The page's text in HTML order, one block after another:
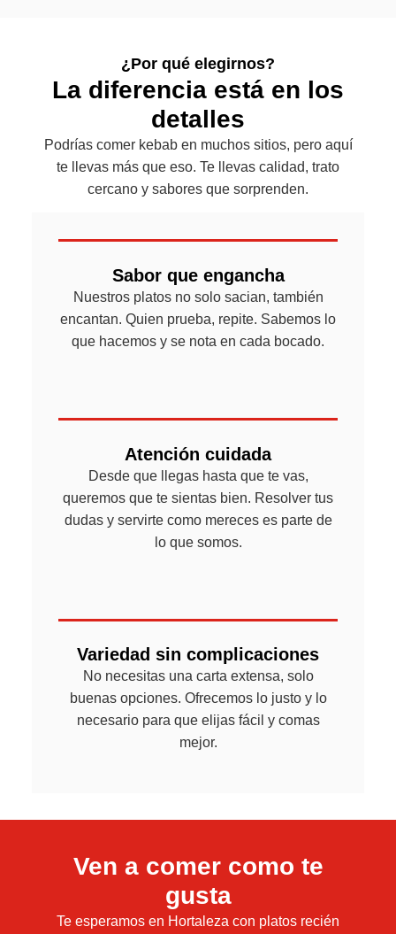
¿Por qué elegirnos?
La diferencia está en los
detalles
Podrías comer kebab en muchos sitios, pero aquí
te llevas más que eso. Te llevas calidad, trato
cercano y sabores que sorprenden.
Sabor que engancha
Nuestros platos no solo sacian, también
encantan. Quien prueba, repite. Sabemos lo
que hacemos y se nota en cada bocado.
Atención cuidada
Desde que llegas hasta que te vas,
queremos que te sientas bien. Resolver tus
dudas y servirte como mereces es parte de
lo que somos.
Variedad sin complicaciones
No necesitas una carta extensa, solo
buenas opciones. Ofrecemos lo justo y lo
necesario para que elijas fácil y comas
mejor.
Ven a comer como te
gusta
Te esperamos en Hortaleza con platos recién